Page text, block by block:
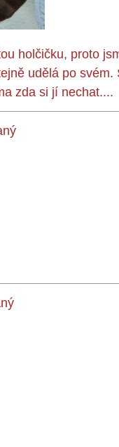
holčičku, proto js
udělá po svém.
zda si jí nechat....